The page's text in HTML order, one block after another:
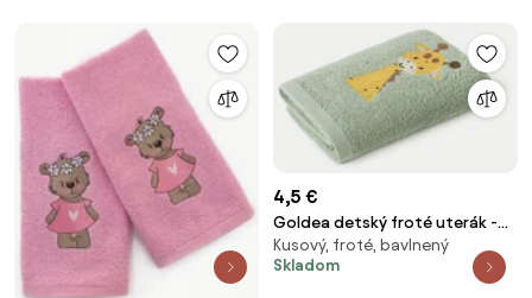
4,5 €
Goldea detský froté uterák -
žirafa na šalvii 30 x 50 cm
Kusový, froté, bavlnený
Skladom